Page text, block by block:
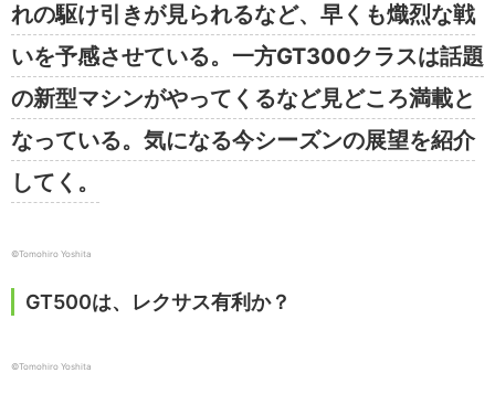
れの駆け引きが見られるなど、早くも熾烈な戦
いを予感させている。一方GT300クラスは話題
の新型マシンがやってくるなど見どころ満載と
なっている。気になる今シーズンの展望を紹介
してく。
©︎Tomohiro Yoshita
GT500は、レクサス有利か？
©︎Tomohiro Yoshita